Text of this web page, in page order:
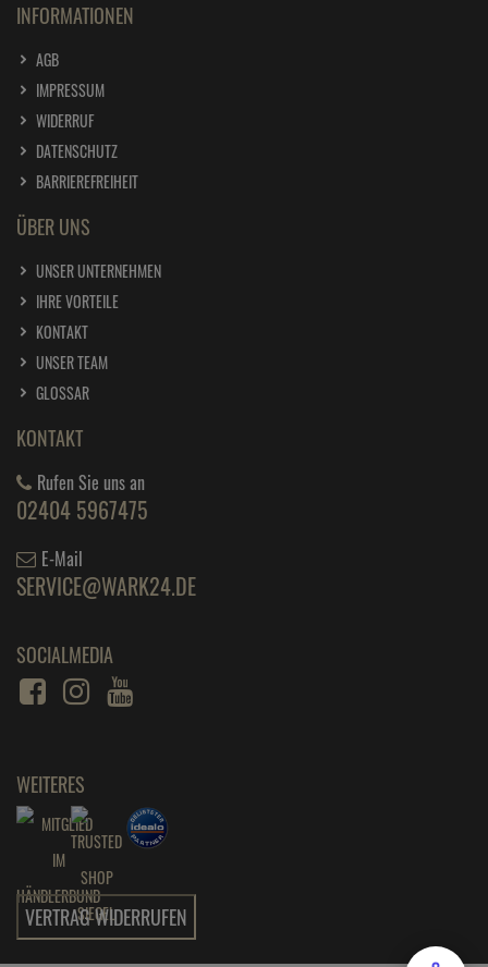
INFORMATIONEN
AGB
IMPRESSUM
WIDERRUF
DATENSCHUTZ
BARRIEREFREIHEIT
ÜBER UNS
UNSER UNTERNEHMEN
IHRE VORTEILE
KONTAKT
UNSER TEAM
GLOSSAR
KONTAKT
Rufen Sie uns an
02404 5967475
E-Mail
SERVICE@WARK24.DE
SOCIALMEDIA
WEITERES
VERTRAG WIDERRUFEN